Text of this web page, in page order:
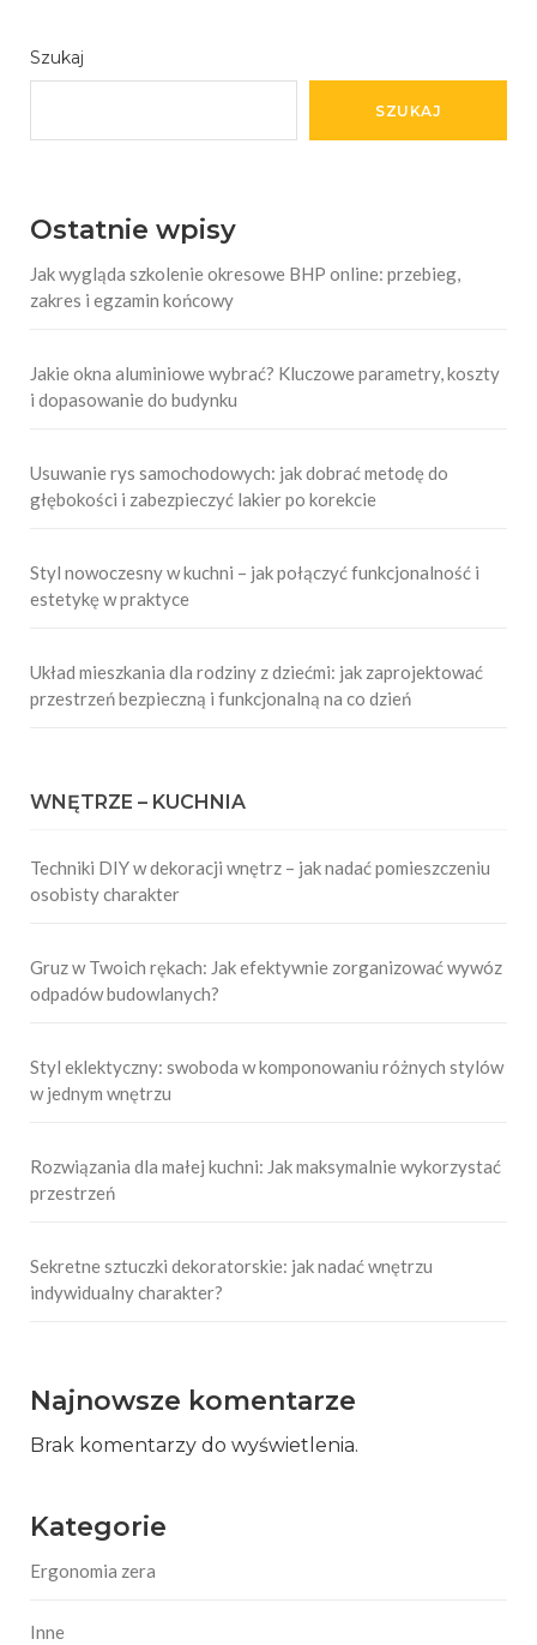
Szukaj
SZUKAJ
Ostatnie wpisy
Jak wygląda szkolenie okresowe BHP online: przebieg,
zakres i egzamin końcowy
Jakie okna aluminiowe wybrać? Kluczowe parametry, koszty
i dopasowanie do budynku
Usuwanie rys samochodowych: jak dobrać metodę do
głębokości i zabezpieczyć lakier po korekcie
Styl nowoczesny w kuchni – jak połączyć funkcjonalność i
estetykę w praktyce
Układ mieszkania dla rodziny z dziećmi: jak zaprojektować
przestrzeń bezpieczną i funkcjonalną na co dzień
WNĘTRZE – KUCHNIA
Techniki DIY w dekoracji wnętrz – jak nadać pomieszczeniu
osobisty charakter
Gruz w Twoich rękach: Jak efektywnie zorganizować wywóz
odpadów budowlanych?
Styl eklektyczny: swoboda w komponowaniu różnych stylów
w jednym wnętrzu
Rozwiązania dla małej kuchni: Jak maksymalnie wykorzystać
przestrzeń
Sekretne sztuczki dekoratorskie: jak nadać wnętrzu
indywidualny charakter?
Najnowsze komentarze
Brak komentarzy do wyświetlenia.
Kategorie
Ergonomia zera
Inne